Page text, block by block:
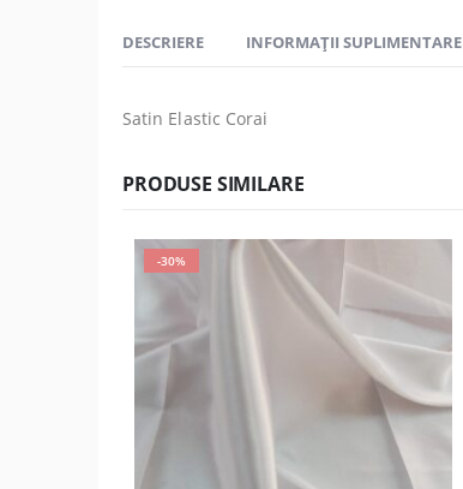
DESCRIERE INFORMAȚII SUPLIMENTARE
Satin Elastic Corai
PRODUSE SIMILARE
-30%